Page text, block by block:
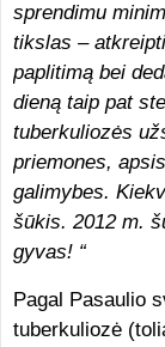
sprendimu
tikslas –
paplitimą bei
dieną taip pat
tuberkuliozės
priemones,
galimybes.
šūkis. 2012 m.
gyvas! “
Pagal Pasaulio
tuberkuliozė